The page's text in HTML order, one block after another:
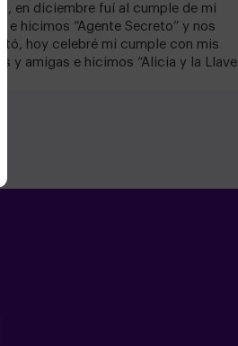
en diciembre fuí al cumple de mi
e hicimos “Agente Secreto” y nos
hoy celebré mi cumple con mis
y amigas e hicimos “Alicia y la Llave
100% recomendable